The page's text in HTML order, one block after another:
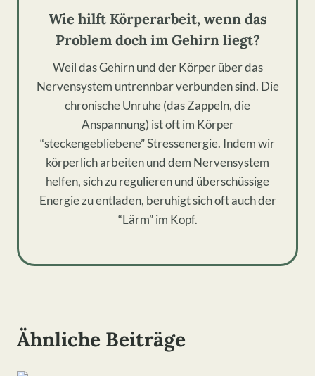
Wie hilft Körperarbeit, wenn das
Problem doch im Gehirn liegt?
Weil das Gehirn und der Körper über das
Nervensystem untrennbar verbunden sind. Die
chronische Unruhe (das Zappeln, die
Anspannung) ist oft im Körper
“steckengebliebene” Stressenergie. Indem wir
körperlich arbeiten und dem Nervensystem
helfen, sich zu regulieren und überschüssige
Energie zu entladen, beruhigt sich oft auch der
“Lärm” im Kopf.
Ähnliche Beiträge